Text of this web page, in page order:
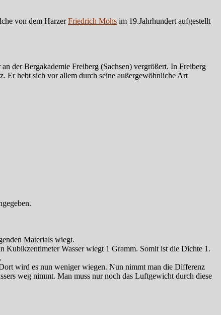
von dem HarzerFriedrich Mohs im 19.Jahrhundert aufgestellt
der Bergakademie Freiberg (Sachsen) vergrößert. In Freiberg
Er hebt sich vor allem durch seine außergewöhnliche Art
Materials wiegt.
Kubikzentimeter Wasser wiegt 1 Gramm. Somit ist die Dichte 1.
wird es nun weniger wiegen. Nun nimmt man die Differenz
weg nimmt. Man muss nur noch das Luftgewicht durch diese